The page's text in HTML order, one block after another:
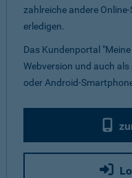
zahlreiche andere
erledigen.
Das Kundenportal
Webversion und auch
oder Android-